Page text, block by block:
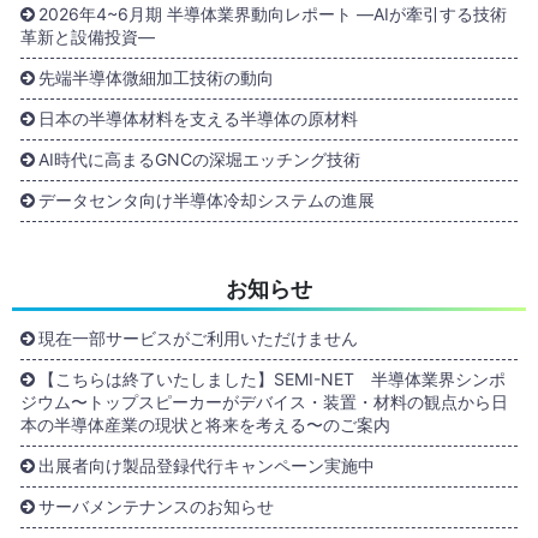
2026年4~6月期 半導体業界動向レポート ―AIが牽引する技術
革新と設備投資―
先端半導体微細加工技術の動向
日本の半導体材料を支える半導体の原材料
AI時代に高まるGNCの深堀エッチング技術
データセンタ向け半導体冷却システムの進展
お知らせ
現在一部サービスがご利用いただけません
【こちらは終了いたしました】SEMI-NET 半導体業界シンポ
ジウム〜トップスピーカーがデバイス・装置・材料の観点から日
本の半導体産業の現状と将来を考える〜のご案内
出展者向け製品登録代行キャンペーン実施中
サーバメンテナンスのお知らせ